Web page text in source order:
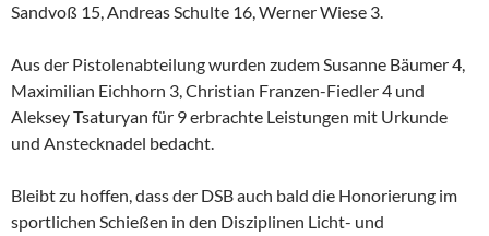
Sandvoß 15, Andreas Schulte 16, Werner Wiese 3.
Aus der Pistolenabteilung wurden zudem Susanne Bäumer 4,
Maximilian Eichhorn 3, Christian Franzen-Fiedler 4 und
Aleksey Tsaturyan für 9 erbrachte Leistungen mit Urkunde
und Anstecknadel bedacht.
Bleibt zu hoffen, dass der DSB auch bald die Honorierung im
sportlichen Schießen in den Disziplinen Licht- und